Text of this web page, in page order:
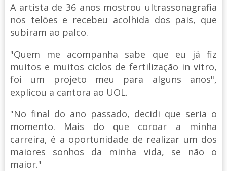
A artista de 36 anos mostrou ultrassonagrafia
nos telões e recebeu acolhida dos pais, que
subiram ao palco.
"Quem me acompanha sabe que eu já fiz
muitos e muitos ciclos de fertilização in vitro,
foi um projeto meu para alguns anos",
explicou a cantora ao UOL.
"No final do ano passado, decidi que seria o
momento. Mais do que coroar a minha
carreira, é a oportunidade de realizar um dos
maiores sonhos da minha vida, se não o
maior."